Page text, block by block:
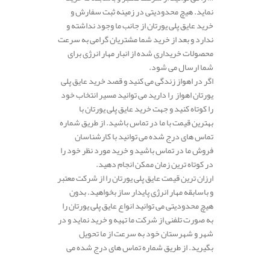
نماید. هیچ محدودیتی در زمینه ثبت سفارش و
خرید عایق پلی یورتان از جانب ما وجود نداشته و
ندارد و بعد از خرید شما مشتریان گرامی به سرعت
محصولات خریداری شده از انبار مهار انرژی برای
شما ارسال می شود.
اگر در اهواز زندگی می کنید و قصد خرید عایق پلی
یورتان اهواز را دارید می توانید مسیر انتخاب خود
را کوتاه کنید و جهت خرید عایق پلی یورتان با
بهترین قیمت با ما در تماس باشید. از طریق شماره
تماس های درج شده می توانید با کارشناسان
فروش ما در تماس باشید و خرید مورد نظر خود را
در کوتاه ترین زمان ممکن انجام دهید.
ارزان ترین قیمت عایق پلی یورتان را از شرکت معتبر
و باسابقه مهار انرژی پایدار ساز بخواهید. بدون
هیچ محدودیتی می توانید انواع عایق پلی یورتان را
به صورت تلفنی از شرکت ما تهیه و خرید نماید و در
شهر و شهرستان خود به سرعت از ما تحویل
بگیرید. از طریق شماره تماس های درج شده می